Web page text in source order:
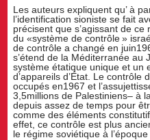
Les auteurs expliquent qu’ à
l’identification sioniste se fait
précisent que s’agissant de
du «système de contrôle »
de contrôle a changé en
s’étend de la Méditerranée au
système étatique unique et un
d’appareils d’État. Le contrôle
occupés en1967 et
3,5millions de Palestiniens– à
depuis assez de temps pour
comme des éléments
effet, ce contrôle est plus
le régime soviétique à